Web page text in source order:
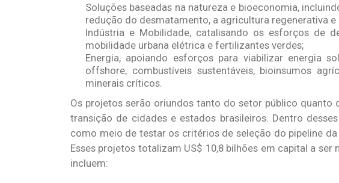
Soluções baseadas na natureza e bioeconomia,
redução do desmatamento, a agricultura regenerativa
Indústria e Mobilidade, catalisando os esforços de
mobilidade urbana elétrica e fertilizantes verdes;
Energia, apoiando esforços para viabilizar energia
offshore, combustíveis sustentáveis, bioinsumos
minerais críticos.
Os projetos serão oriundos tanto do setor público
transição de cidades e estados brasileiros. Dentro
como meio de testar os critérios de seleção do pipeline
Esses projetos totalizam US$ 10,8 bilhões em capital a
incluem: